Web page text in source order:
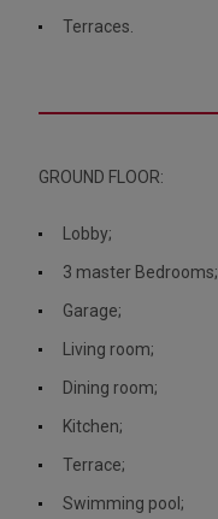
Terraces.
GROUND FLOOR:
Lobby;
3 master Bedrooms;
Garage;
Living room;
Dining room;
Kitchen;
Terrace;
Swimming pool;